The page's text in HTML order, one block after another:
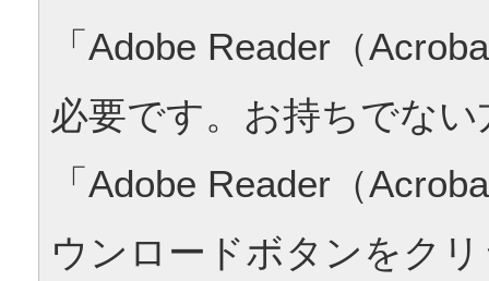
「Adobe Reader（
必要です。お持ちでな
「Adobe Reader（
ウンロードボタンをク